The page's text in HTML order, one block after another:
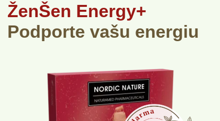
ŽenŠen Energy+
Podporte vašu energiu